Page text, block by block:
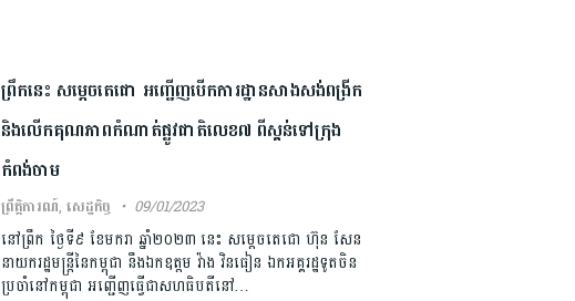
ព្រឹកនេះ សម្តេចតេជោ អញ្ជើញបើកការដ្ឋានសាងសង់ពង្រីក
និងលើកគុណភាពកំណាត់ផ្លូវជាតិលេខ៧ ពីស្គន់ទៅក្រុង
កំពង់ចាម
ព្រឹត្តិការណ៍, សេដ្ឋកិច្ច 09/01/2023
នៅព្រឹក ថ្ងៃទី៩ ខែមករា ឆ្នាំ២០២៣ នេះ សម្ដេចតេជោ ហ៊ុន សែន
នាយករដ្ឋមន្ត្រីនៃកម្ពុជា នឹងឯកឧត្តម វ៉ាង វិនធៀន ឯកអគ្គរដ្ឋទូតចិន
ប្រចាំនៅកម្ពុជា អញ្ជើញធ្វើជាសហធិបតីនៅ…